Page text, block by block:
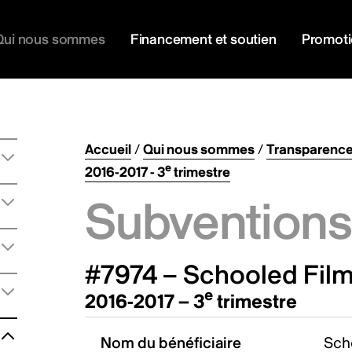
nous sommes Financement et soutien
Accueil/Qui nous sommes/
2016-2017 - 3etrimestre
#7974 – Schooled
2016-2017 – 3e trimestre
Nom du bénéficiaire